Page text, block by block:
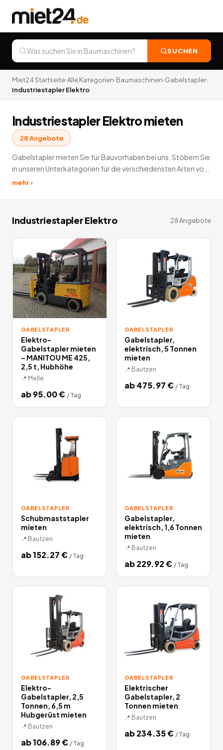
SUCHEN
Miet24 Startseite›Alle Kategorien›Baumaschinen›Gabelstapler›
Industriestapler Elektro
Industriestapler Elektro mieten
28Angebote
Gabelstapler mieten Sie für Bauvorhaben bei uns. Stöbern Sie
in unseren Unterkategorien für die verschiedensten Arten von
Gabelstaplern zur Vermietung. Geländestapler,
mehr ›
Industriestapler Elektro 28Angebote
GABELSTAPLER
Elektro-
Gabelstapler mieten
– MANITOU ME 425,
2,5 t, Hubhöhe
📍 Melle
ab95.00€ / Tag
GABELSTAPLER
Gabelstapler,
elektrisch, 5 Tonnen
mieten
📍 Bautzen
ab475.97€ / Tag
GABELSTAPLER
Schubmaststapler
mieten
📍 Bautzen
ab152.27€ / Tag
GABELSTAPLER
Gabelstapler,
elektrisch, 1,6 Tonnen
mieten
📍 Bautzen
ab229.92€ / Tag
GABELSTAPLER
Elektro-
Gabelstapler, 2,5
Tonnen, 6,5 m
Hubgerüst mieten
📍 Bautzen
ab106.89€ / Tag
GABELSTAPLER
Elektrischer
Gabelstapler, 2
Tonnen mieten
📍 Bautzen
ab234.35€ / Tag